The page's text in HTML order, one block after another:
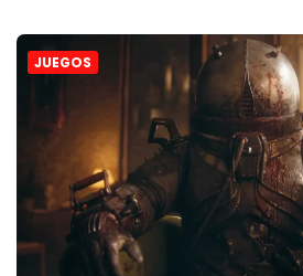
JUEGOS